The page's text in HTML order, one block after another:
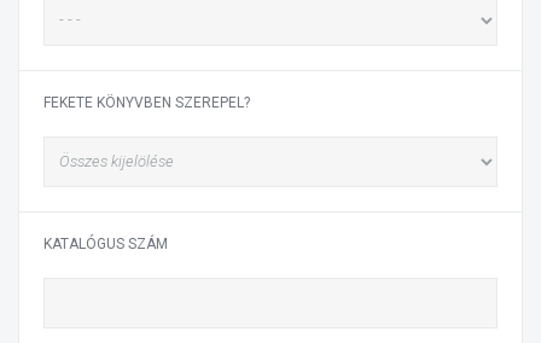
FEKETE KÖNYVBEN SZEREPEL?
KATALÓGUS SZÁM